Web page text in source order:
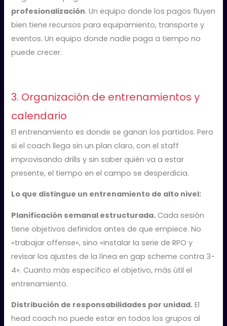
profesionalización. Un equipo donde los pagos fluyen
bien tiene recursos para equipamiento, transporte y
eventos. Un equipo donde nadie paga a tiempo no
puede crecer.
3. Organización de entrenamientos y
calendario
El entrenamiento es donde se ganan los partidos. Pero
si el coach llega sin un plan claro, con el staff
improvisando drills y sin saber quién va a estar
presente, el tiempo en el campo se desperdicia.
Lo que distingue un entrenamiento de alto nivel:
Planificación semanal estructurada. Cada sesión
tiene objetivos definidos antes de que empiece. No
«trabajar offense», sino «instalar la serie de RPO y
revisar los ajustes de la línea en gap scheme contra 3-
4». Cuanto más específico el objetivo, más útil el
entrenamiento.
Distribución de responsabilidades por unidad. El
head coach no puede estar en todos los grupos al